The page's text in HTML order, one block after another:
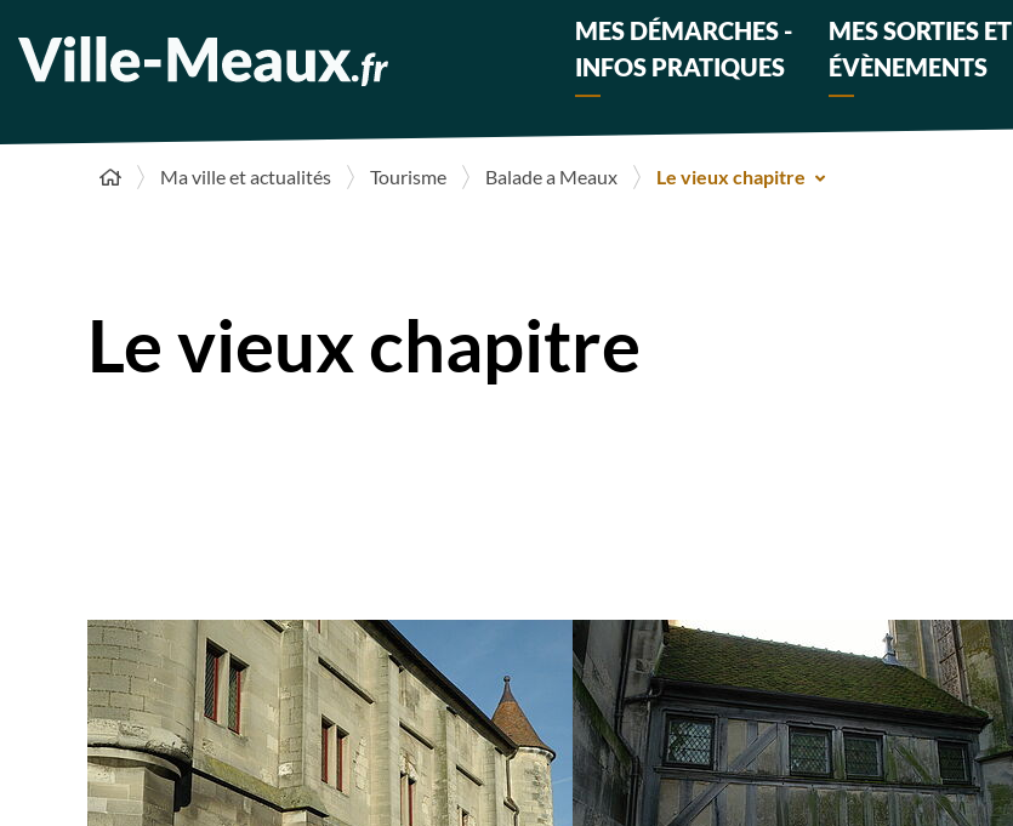
MES DÉMARCHES -
INFOS PRATIQUES
MES SORTIES ET
ÉVÈNEMENTS
Ma ville et actualités Tourisme Balade a Meaux Le vieux chapitre
Le vieux chapitre